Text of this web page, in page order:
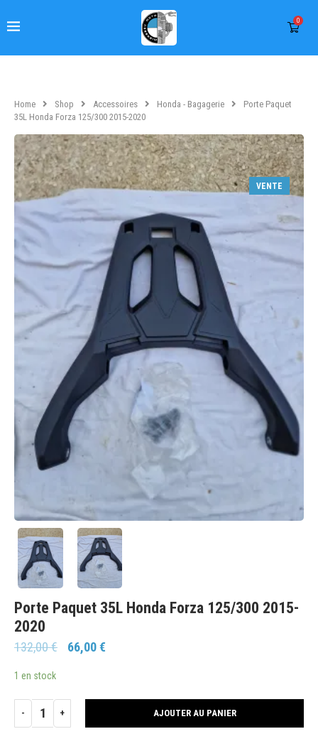
0
Home Shop Accessoires Honda - Bagagerie
Porte Paquet
35L Honda Forza 125/300 2015-2020
VENTE
Porte Paquet 35L Honda Forza 125/300 2015-
2020
132,00€ 66,00€
1 en stock
AJOUTER AU PANIER